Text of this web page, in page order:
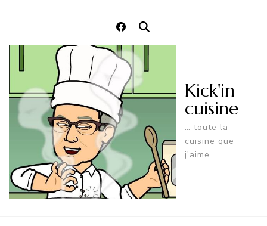
Kick'in
cuisine
… toute la
cuisine que
j'aime